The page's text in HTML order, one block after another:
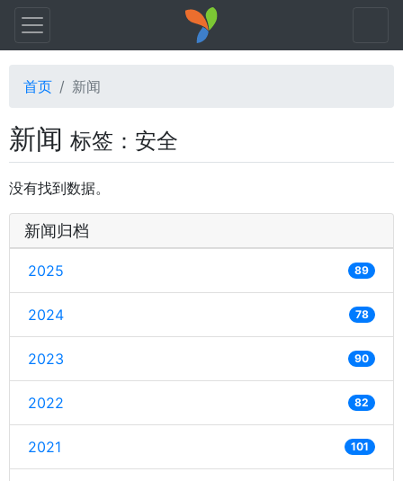
首页 新闻
新闻 标签：安全
没有找到数据。
新闻归档
2025 89
2024 78
2023 90
2022 82
2021 101